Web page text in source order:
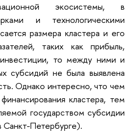
экосистемы, в
и технологическими
размера кластера и его
таких как прибыль,
то между ними и
субсидий не была выявлена
Однако интересно, что чем
кластера, тем
государством субсидии
Санкт-Петербурге).